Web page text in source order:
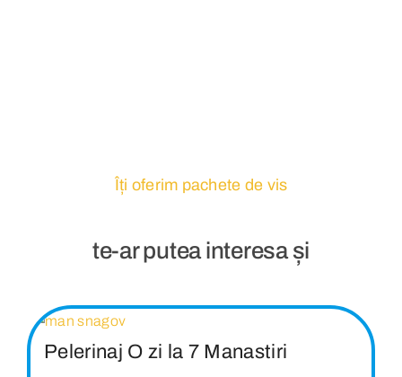
Îți oferim pachete de vis
te-ar putea interesa și
Pelerinaj O zi la 7 Manastiri